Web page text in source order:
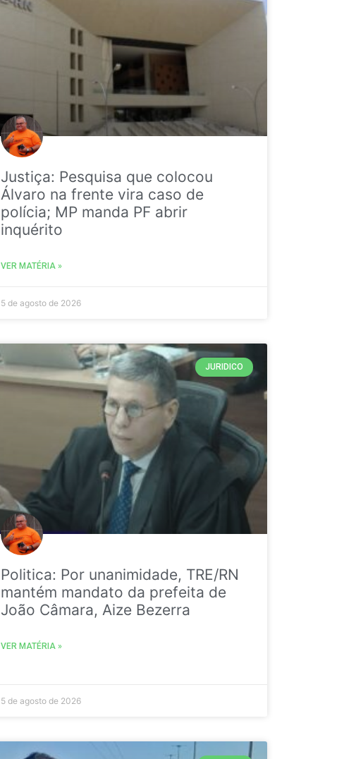
Justiça: Pesquisa que colocou
Álvaro na frente vira caso de
polícia; MP manda PF abrir
inquérito
VER MATÉRIA »
5 de agosto de 2026
JURIDICO
Politica: Por unanimidade, TRE/RN
mantém mandato da prefeita de
João Câmara, Aize Bezerra
VER MATÉRIA »
5 de agosto de 2026